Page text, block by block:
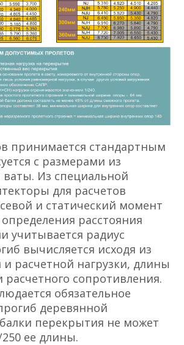
принимается стандартным
с размерами из
Из специальной
для расчетов
и статический момент
расстояния
учитывается радиус
вычисляется исходя из
расчетной нагрузки, длины
сопротивления.
обязательное
деревянной
перекрытия не может
ее длины.